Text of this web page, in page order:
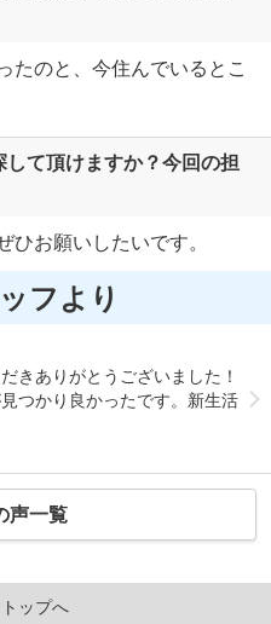
たのと、今住んでいるとこ
して頂けますか？今回の担
ひお願いしたいです。
フより
きありがとうございました！
つかり良かったです。新生活
声一覧
ップへ